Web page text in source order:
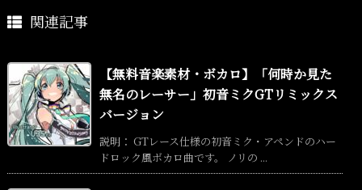
関連記事
【無料音楽素材・ボカロ】「何時か見た
無名のレーサー」初音ミクGTリミックス
バージョン
説明： GTレース仕様の初音ミク・アペンドのハー
ドロック風ボカロ曲です。 ノリの ...